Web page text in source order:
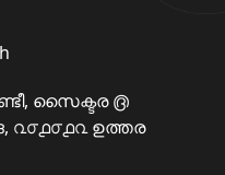
സൈക്ടര ൫
൨൦൧൦൧൨ ഉത്തര